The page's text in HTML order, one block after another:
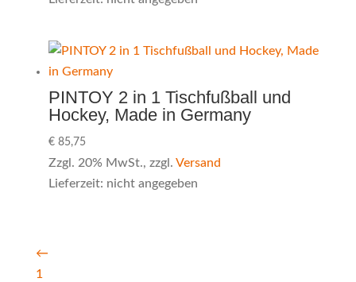
PINTOY 2 in 1 Tischfußball und
Hockey, Made in Germany
€85,75
Zzgl. 20% MwSt., zzgl. Versand
Lieferzeit: nicht angegeben
←
1